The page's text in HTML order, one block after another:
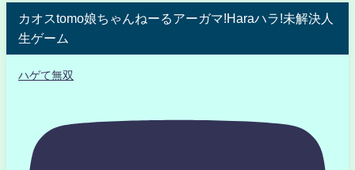
カオスtomo娘ちゃんねーるアーガマ!Haraハラ!未解決人
生ゲーム
ハゲて無双